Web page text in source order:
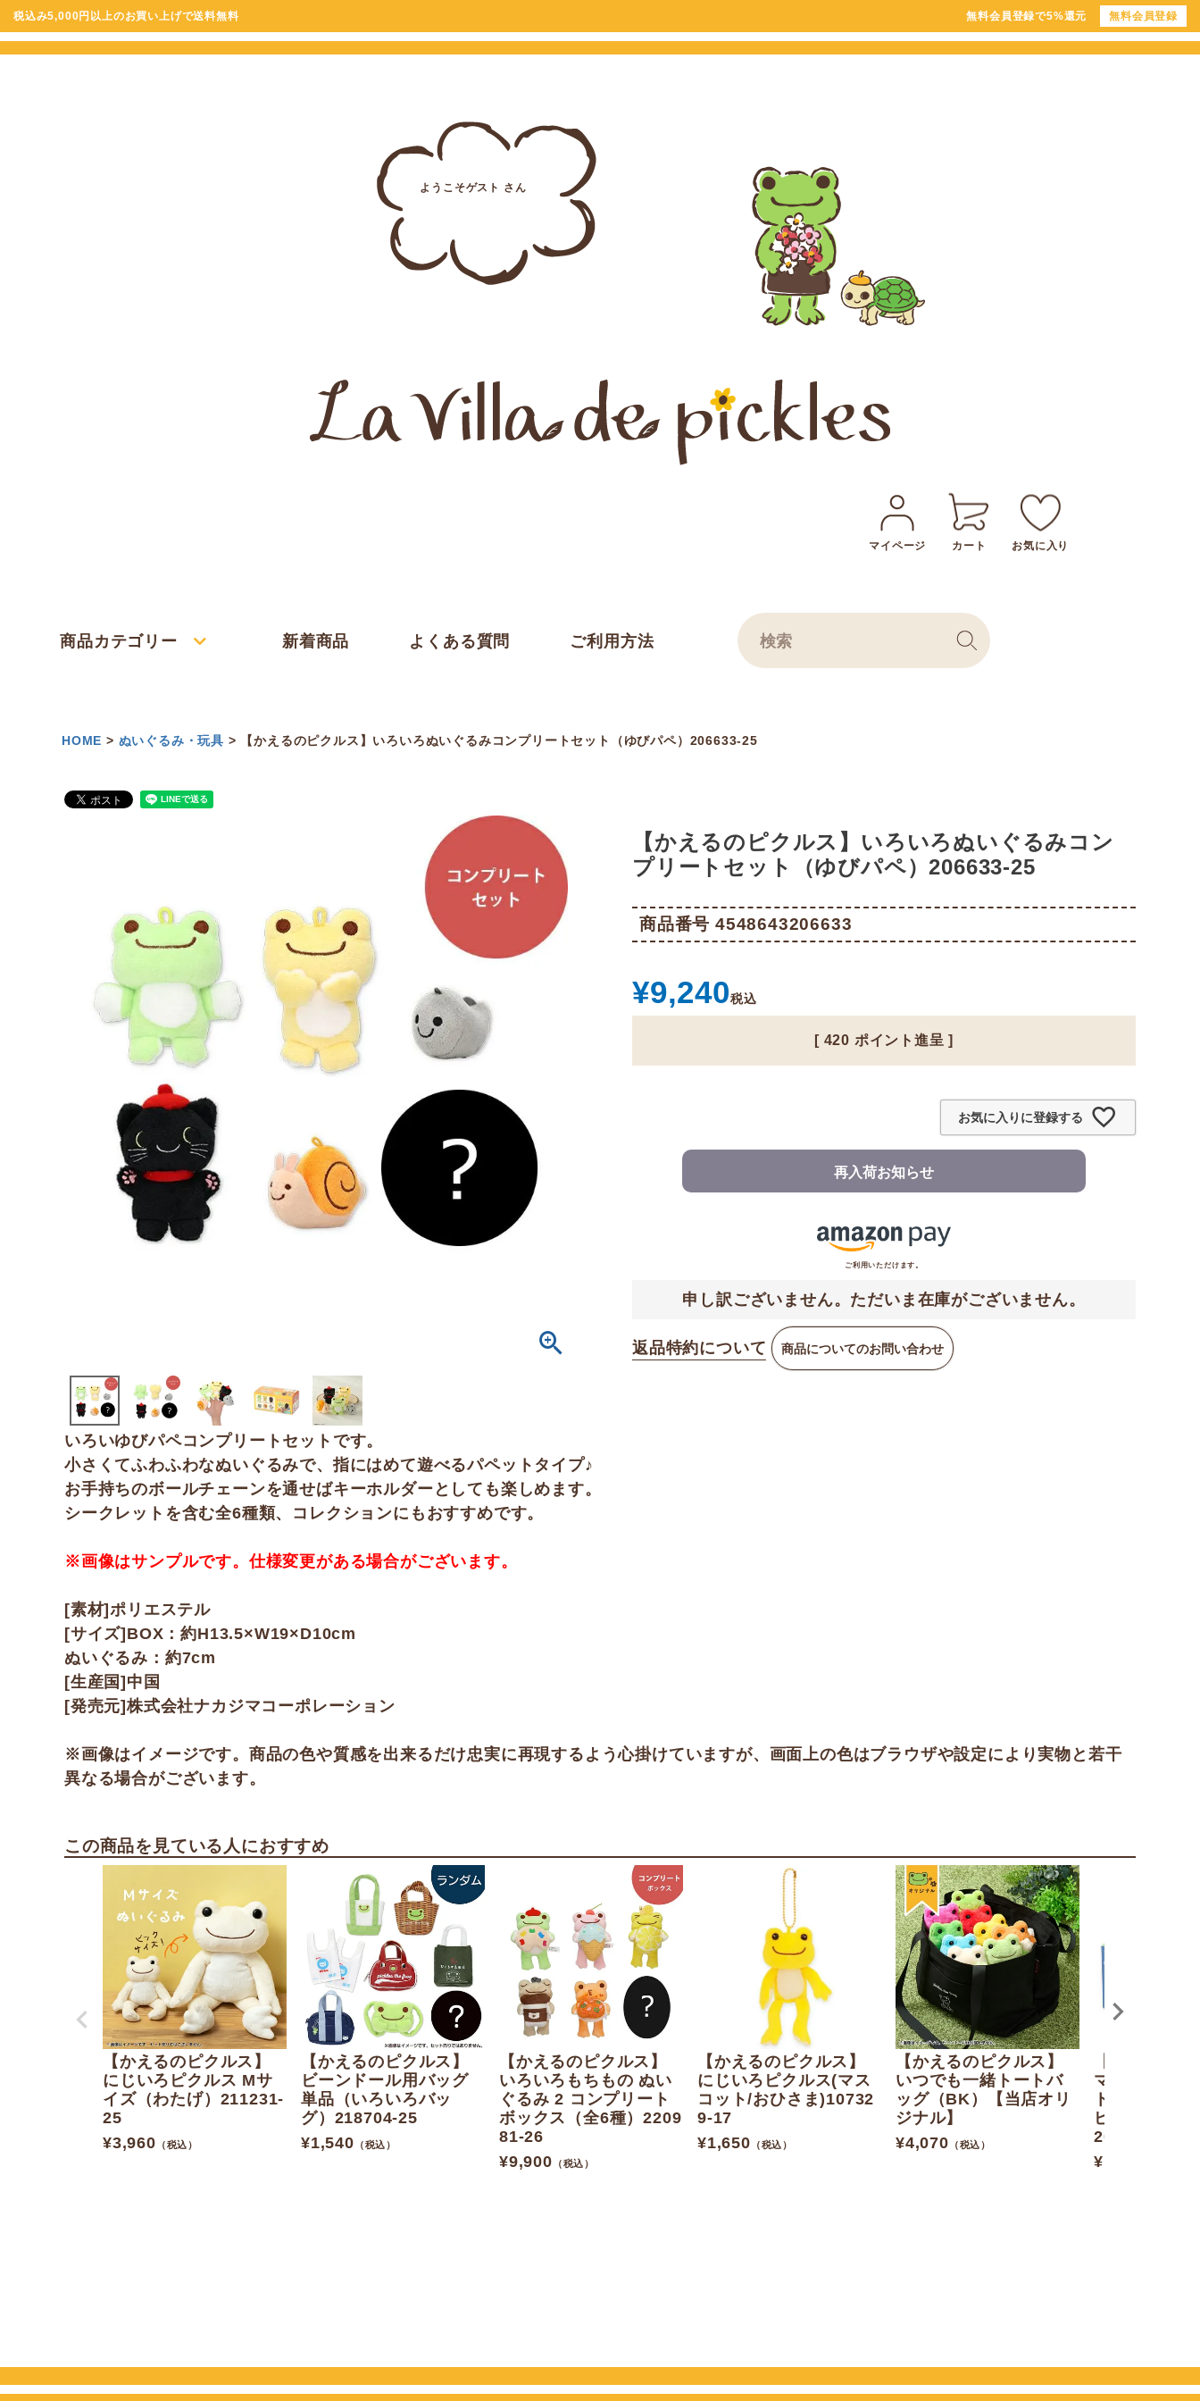
税込み5,000円以上のお買い上げで送料無料 無料会員登録で5%還元 無料会員登録
ようこそゲスト さん
マイページ カート お気に入り
商品カテゴリー 新着商品 よくある質問 ご利用方法
HOME ぬいぐるみ・玩具 【かえるのピクルス】いろいろぬいぐるみコンプリートセット（ゆびパペ）206633-25
【かえるのピクルス】いろいろぬいぐるみコン
プリートセット（ゆびパペ）206633-25
商品番号 4548643206633
¥9,240税込
[ 420 ポイント進呈 ]
お気に入りに登録する
再入荷お知らせ
ご利用いただけます。
申し訳ございません。ただいま在庫がございません。
返品特約について 商品についてのお問い合わせ
いろいゆびパペコンプリートセットです。
小さくてふわふわなぬいぐるみで、指にはめて遊べるパペットタイプ♪
お手持ちのボールチェーンを通せばキーホルダーとしても楽しめます。
シークレットを含む全6種類、コレクションにもおすすめです。
※画像はサンプルです。仕様変更がある場合がございます。
[素材]ポリエステル
[サイズ]BOX：約H13.5×W19×D10cm
ぬいぐるみ：約7cm
[生産国]中国
[発売元]株式会社ナカジマコーポレーション
※画像はイメージです。商品の色や質感を出来るだけ忠実に再現するよう心掛けていますが、画面上の色はブラウザや設定により実物と若干
異なる場合がございます。
この商品を見ている人におすすめ
【かえるのピクルス】
にじいろピクルス Mサ
イズ（わたげ）211231-
25
¥3,960 （税込）
【かえるのピクルス】
ビーンドール用バッグ
単品（いろいろバッ
グ）218704-25
¥1,540 （税込）
【かえるのピクルス】
いろいろもちもの ぬい
ぐるみ 2 コンプリート
ボックス（全6種）2209
81-26
¥9,900 （税込）
【かえるのピクルス】
にじいろピクルス(マス
コット/おひさま)10732
9-17
¥1,650 （税込）
【かえるのピクルス】
いつでも一緒トートバ
ッグ（BK）【当店オリ
ジナル】
¥4,070 （税込）
マスコット
トボックス
ピクルス/ヒ
204585-24
¥